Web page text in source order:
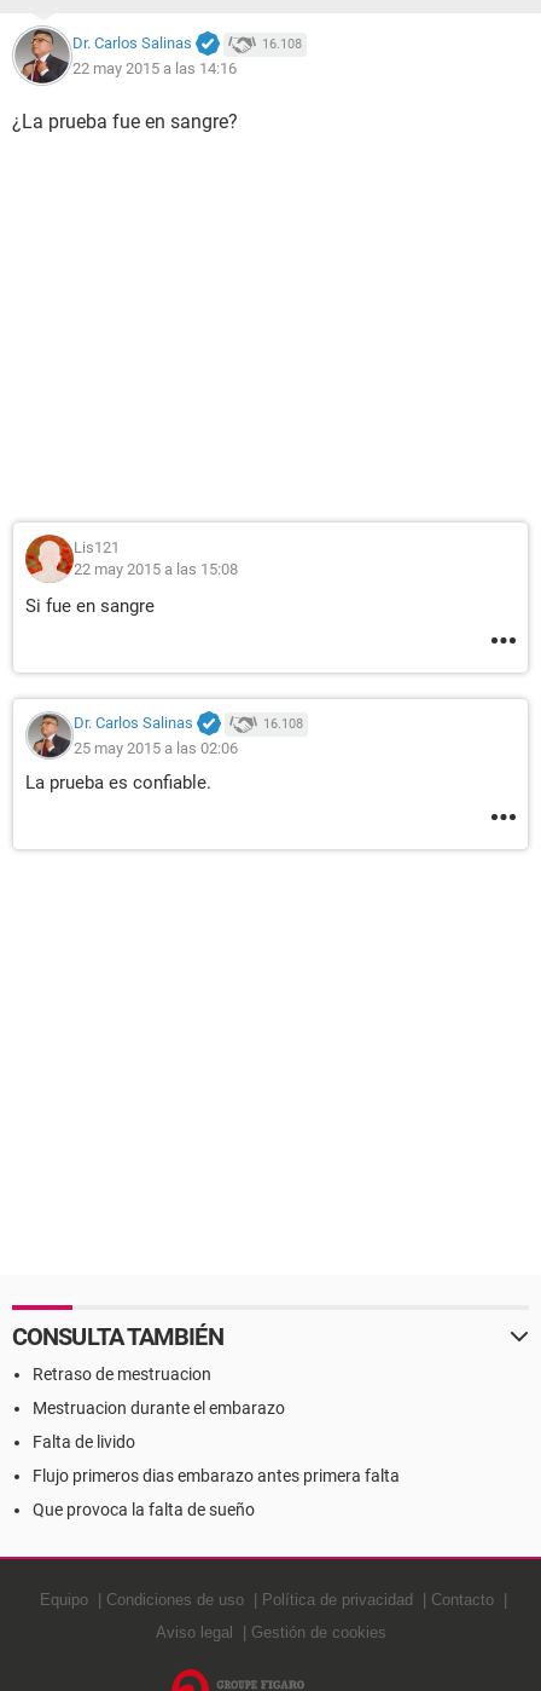
Dr. Carlos Salinas 16.108
22 may 2015 a las 14:16
¿La prueba fue en sangre?
Lis121
22 may 2015 a las 15:08
Si fue en sangre
Dr. Carlos Salinas 16.108
25 may 2015 a las 02:06
La prueba es confiable.
CONSULTA TAMBIÉN
Retraso de mestruacion
Mestruacion durante el embarazo
Falta de livido
Flujo primeros dias embarazo antes primera falta
Que provoca la falta de sueño
Equipo Condiciones de uso Política de privacidad
Contacto
Aviso legal
Gestión de cookies